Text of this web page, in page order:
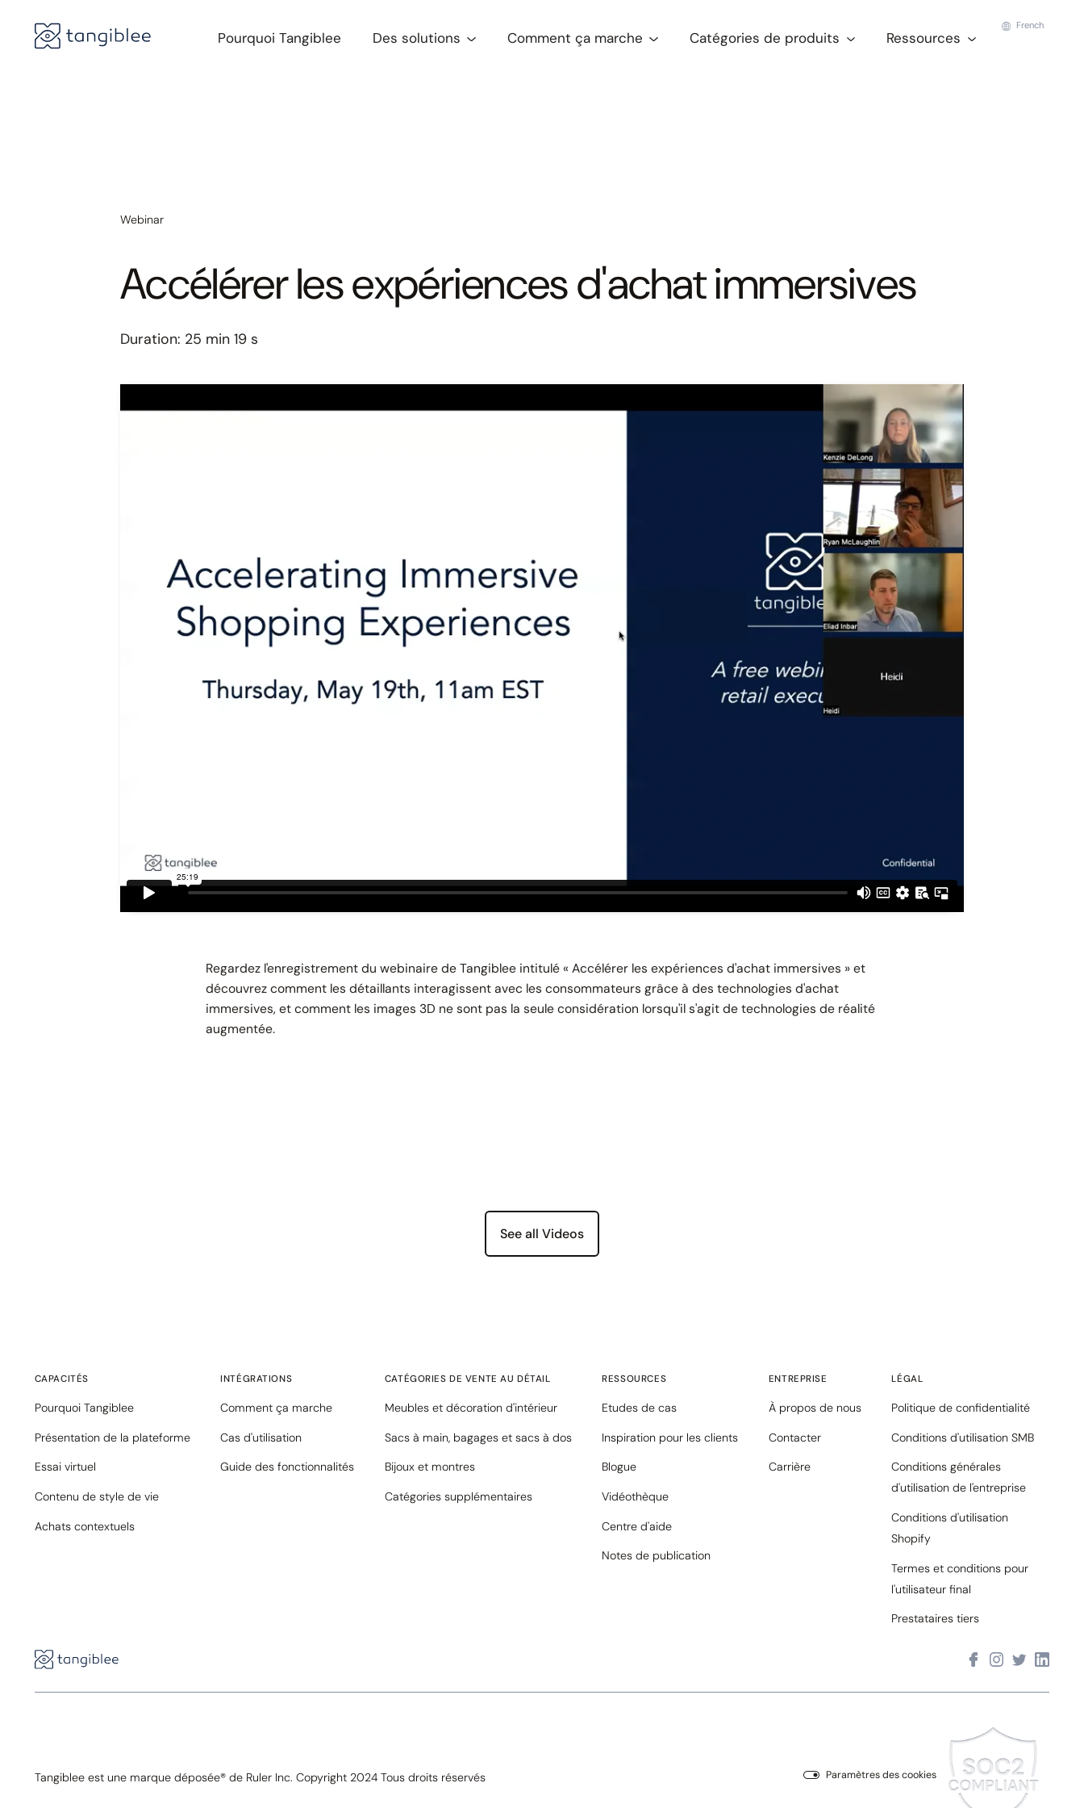
Pourquoi Tangiblee Des solutions Comment ça marche Catégories de produits Ressources
French
Webinar
Accélérer les expériences d'achat immersives
Duration: 25 min 19 s
Regardez l'enregistrement du webinaire de Tangiblee intitulé « Accélérer les expériences d'achat immersives » et
découvrez comment les détaillants interagissent avec les consommateurs grâce à des technologies d'achat
immersives, et comment les images 3D ne sont pas la seule considération lorsqu'il s'agit de technologies de réalité
augmentée.
See all Videos
CAPACITÉS
Pourquoi Tangiblee
Présentation de la plateforme
Essai virtuel
Contenu de style de vie
Achats contextuels
INTÉGRATIONS
Comment ça marche
Cas d'utilisation
Guide des fonctionnalités
CATÉGORIES DE VENTE AU DÉTAIL
Meubles et décoration d'intérieur
Sacs à main, bagages et sacs à dos
Bijoux et montres
Catégories supplémentaires
RESSOURCES
Etudes de cas
Inspiration pour les clients
Blogue
Vidéothèque
Centre d'aide
Notes de publication
ENTREPRISE
À propos de nous
Contacter
Carrière
LÉGAL
Politique de confidentialité
Conditions d'utilisation SMB
Conditions générales
d'utilisation de l'entreprise
Conditions d'utilisation
Shopify
Termes et conditions pour
l'utilisateur final
Prestataires tiers
Tangiblee est une marque déposée® de Ruler Inc. Copyright 2024 Tous droits réservés Paramètres des cookies